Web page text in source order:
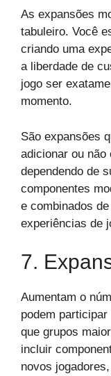
As expansões
tabuleiro. Você
criando uma
a liberdade de
jogo ser
momento.
São expansões
adicionar ou não
dependendo de
componentes
e combinados
experiências de
7.
Aumentam o
podem
que grupos
incluir
novos